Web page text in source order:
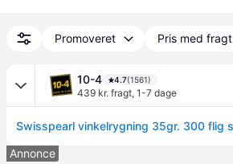
Promoveret Pris med fragt
10-4 4.7(1561)
439 kr. fragt, 1-7 dage
Annonce